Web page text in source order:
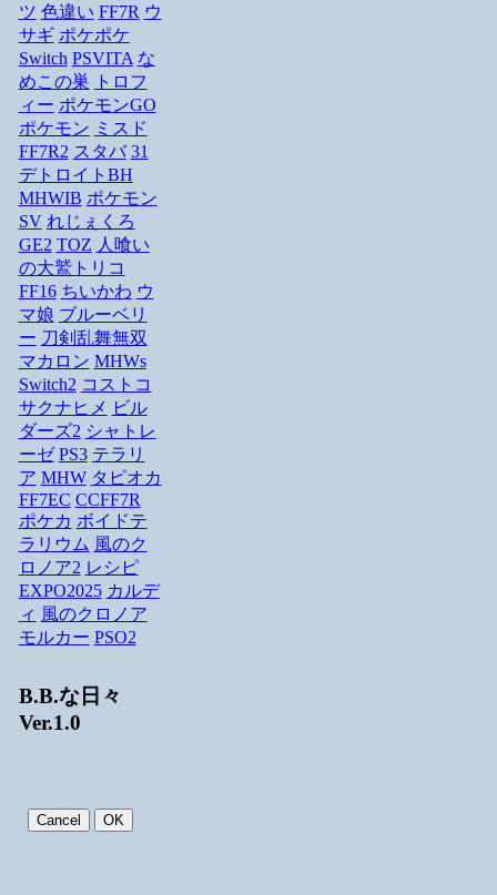
ツ 色違い FF7R ウ
サギ ポケポケ
Switch PSVITA な
めこの巣
トロフ
ィー ポケモンGO
ポケモン ミスド
FF7R2 スタバ 31
デトロイトBH
MHWIB ポケモン
SV れじぇくろ
GE2 TOZ 人喰い
の大鷲トリコ
FF16 ちいかわ ウ
マ娘 ブルーベリ
ー 刀剣乱舞無双
マカロン MHWs
Switch2 コストコ
サクナヒメ ビル
ダーズ2 シャトレ
ーゼ PS3 テラリ
ア MHW タピオカ
FF7EC CCFF7R
ポケカ ボイドテ
ラリウム 風のク
ロノア2 レシピ
EXPO2025 カルデ
ィ 風のクロノア
モルカー PSO2
B.B.な日々
Ver.1.0